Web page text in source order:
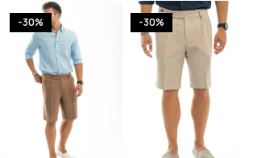
-30% -30%